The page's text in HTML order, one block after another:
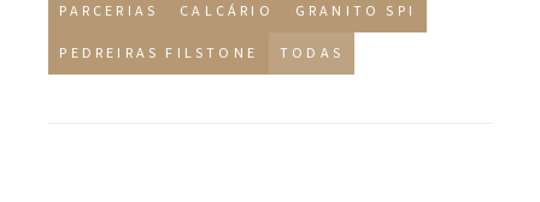
PARCERIAS CALCÁRIO GRANITO SPI
PEDREIRAS FILSTONE TODAS